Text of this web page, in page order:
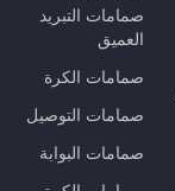
صمامات التبريد
العميق
صمامات الكرة
صمامات التوصيل
صمامات البوابة